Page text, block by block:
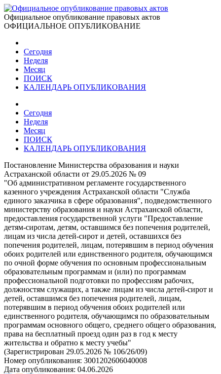
Официальное опубликование правовых актов
ОФИЦИАЛЬНОЕ ОПУБЛИКОВАНИЕ
Сегодня
Неделя
Месяц
ПОИСК
КАЛЕНДАРЬ ОПУБЛИКОВАНИЯ
Сегодня
Неделя
Месяц
ПОИСК
КАЛЕНДАРЬ ОПУБЛИКОВАНИЯ
Постановление Министерства образования и науки
Астраханской области от 29.05.2026 № 09
"Об административном регламенте государственного
казенного учреждения Астраханской области "Служба
единого заказчика в сфере образования", подведомственного
министерству образования и науки Астраханской области,
предоставления государственной услуги "Предоставление
детям-сиротам, детям, оставшимся без попечения родителей,
лицам из числа детей-сирот и детей, оставшихся без
попечения родителей, лицам, потерявшим в период обучения
обоих родителей или единственного родителя, обучающимся
по очной форме обучения по основным профессиональным
образовательным программам и (или) по программам
профессиональной подготовки по профессиям рабочих,
должностям служащих, а также лицам из числа детей-сирот и
детей, оставшимся без попечения родителей, лицам,
потерявшим в период обучения обоих родителей или
единственного родителя, обучающимся по образовательным
программам основного общего, среднего общего образования,
права на бесплатный проезд один раз в год к месту
жительства и обратно к месту учебы"
(Зарегистрирован 29.05.2026 № 106/26/09)
Номер опубликования: 3001202606040008
Дата опубликования: 04.06.2026